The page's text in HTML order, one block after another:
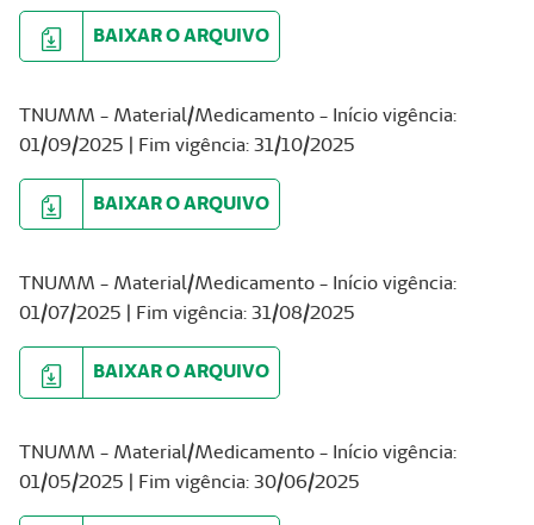
BAIXAR O ARQUIVO
TNUMM - Material/Medicamento - Início vigência:
01/09/2025 | Fim vigência: 31/10/2025
BAIXAR O ARQUIVO
TNUMM - Material/Medicamento - Início vigência:
01/07/2025 | Fim vigência: 31/08/2025
BAIXAR O ARQUIVO
TNUMM - Material/Medicamento - Início vigência:
01/05/2025 | Fim vigência: 30/06/2025